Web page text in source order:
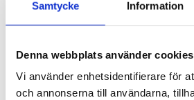
Samtycke Information
Denna webbplats använder cookies
Vi använder enhetsidentifierare för
och annonserna till användarna,
Just nu söker vi fler installatörer
Har du använt dig av en
arbete? Tipsa oss ochläs mer här!